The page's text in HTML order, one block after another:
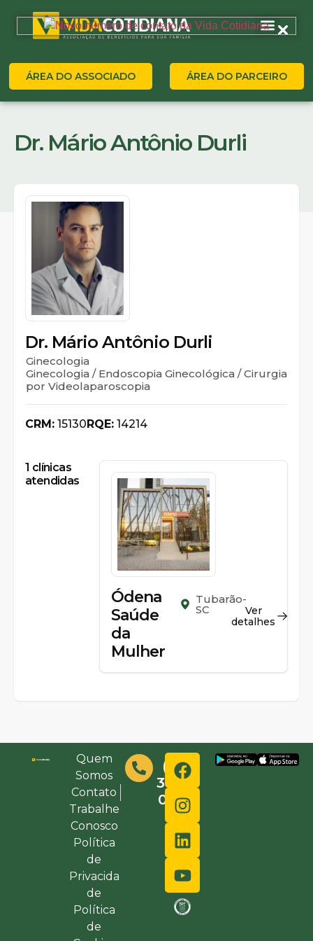
ÁREA DO ASSOCIADO ÁREA DO PARCEIRO
Dr. Mário Antônio Durli
Dr. Mário Antônio Durli
Ginecologia
Ginecologia / Endoscopia Ginecológica / Cirurgia
por Videolaparoscopia
CRM: 15130RQE: 14214
1 clínicas
atendidas
Ódena
Saúde
da
Mulher
Tubarão-
SC
Ver
detalhes
Quem
Somos
Contato
Trabalhe
Conosco
Política
de
Privacida
de
Política
de
(48)
3632-
0000